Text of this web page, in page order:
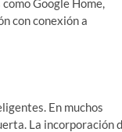
Google Home,
con conexión a
En muchos
La incorporación